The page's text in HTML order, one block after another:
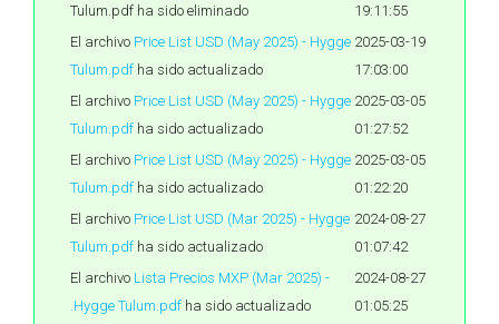
Tulum.pdf ha sido eliminado
19:11:55
El archivo Price List USD (May 2025) - Hygge
Tulum.pdf ha sido actualizado
2025-03-19
17:03:00
El archivo Price List USD (May 2025) - Hygge
Tulum.pdf ha sido actualizado
2025-03-05
01:27:52
El archivo Price List USD (May 2025) - Hygge
Tulum.pdf ha sido actualizado
2025-03-05
01:22:20
El archivo Price List USD (Mar 2025) - Hygge
Tulum.pdf ha sido actualizado
2024-08-27
01:07:42
El archivo Lista Precios MXP (Mar 2025) -
.Hygge Tulum.pdf ha sido actualizado
2024-08-27
01:05:25